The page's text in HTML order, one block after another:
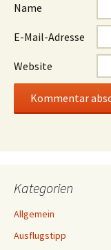
Name
E-Mail-Adresse
Website
Kategorien
Allgemein
Ausflugstipp